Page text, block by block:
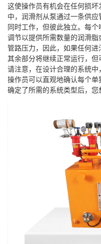
这使操作员有机会在任何损
中，润滑剂从泵通过一条供
同时工作，但彼此独立。每
调节以提供所需数量的润滑
管路压力，因此，如果任何
其余部分将继续正常运行，但
请注意，在设计合理的系统
操作员可以直观地确认每个单
确定了所需的系统类型后，您